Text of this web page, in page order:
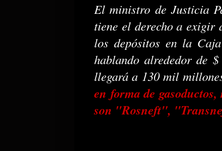
El ministro de Justicia
tiene el derecho a exigir
los depósitos en la
hablando alrededor de
llegará a 130 mil
en forma de
son "Rosneft",